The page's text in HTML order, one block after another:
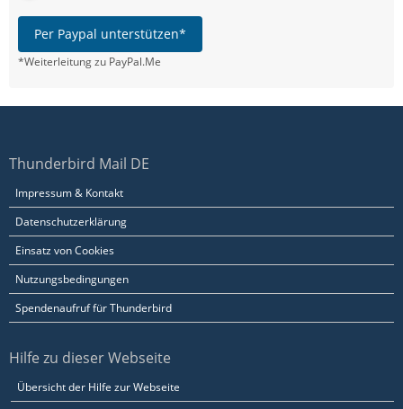
Per Paypal unterstützen*
*Weiterleitung zu PayPal.Me
Thunderbird Mail DE
Impressum & Kontakt
Datenschutzerklärung
Einsatz von Cookies
Nutzungsbedingungen
Spendenaufruf für Thunderbird
Hilfe zu dieser Webseite
Übersicht der Hilfe zur Webseite